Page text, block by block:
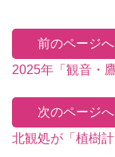
前のページへ
次のページへ